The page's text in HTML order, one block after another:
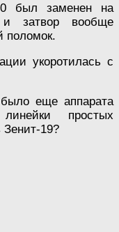
был заменен на
и затвор вообще
поломок.
укоротилась с
еще аппарата
простых
Зенит-19?